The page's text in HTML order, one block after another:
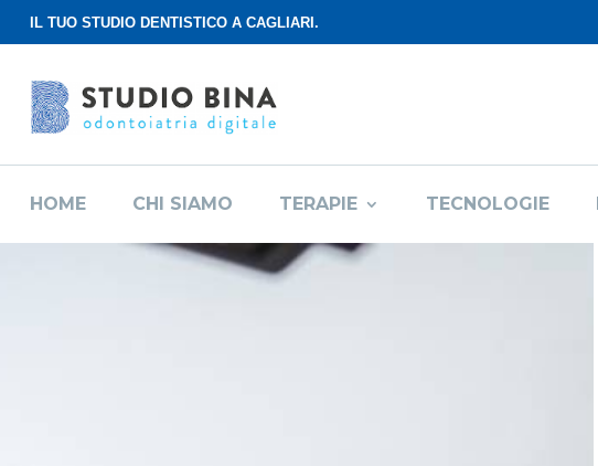
IL TUO STUDIO DENTISTICO A CAGLIARI.
HOME CHI SIAMO TERAPIE TECNOLOGIE